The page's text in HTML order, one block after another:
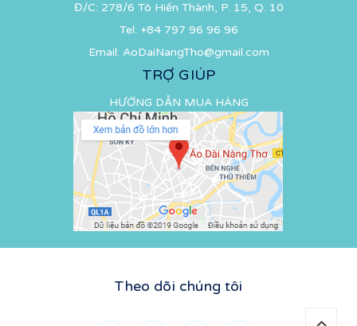
Đ/C: 278/6 Tô Hiến Thành, P. 15, Q. 10
Tel: +84 797 96 96 96
Email: AoDaiNangTho@gmail.com
TRỢ GIÚP
HƯỚNG DẪN MUA HÀNG
Theo dõi chúng tôi